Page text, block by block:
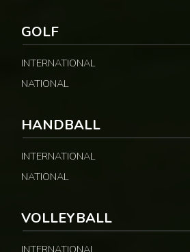
GOLF
INTERNATIONAL
NATIONAL
HANDBALL
INTERNATIONAL
NATIONAL
VOLLEYBALL